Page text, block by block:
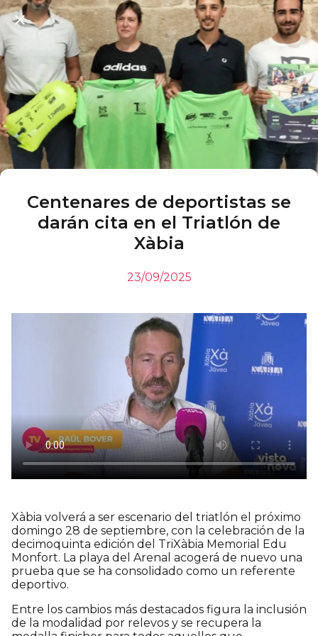
Centenares de deportistas se
darán cita en el Triatlón de
Xàbia
23/09/2025
Xàbia volverá a ser escenario del triatlón el próximo
domingo 28 de septiembre, con la celebración de la
decimoquinta edición del TriXàbia Memorial Edu
Monfort. La playa del Arenal acogerá de nuevo una
prueba que se ha consolidado como un referente
deportivo.
Entre los cambios más destacados figura la inclusión
de la modalidad por relevos y se recupera la